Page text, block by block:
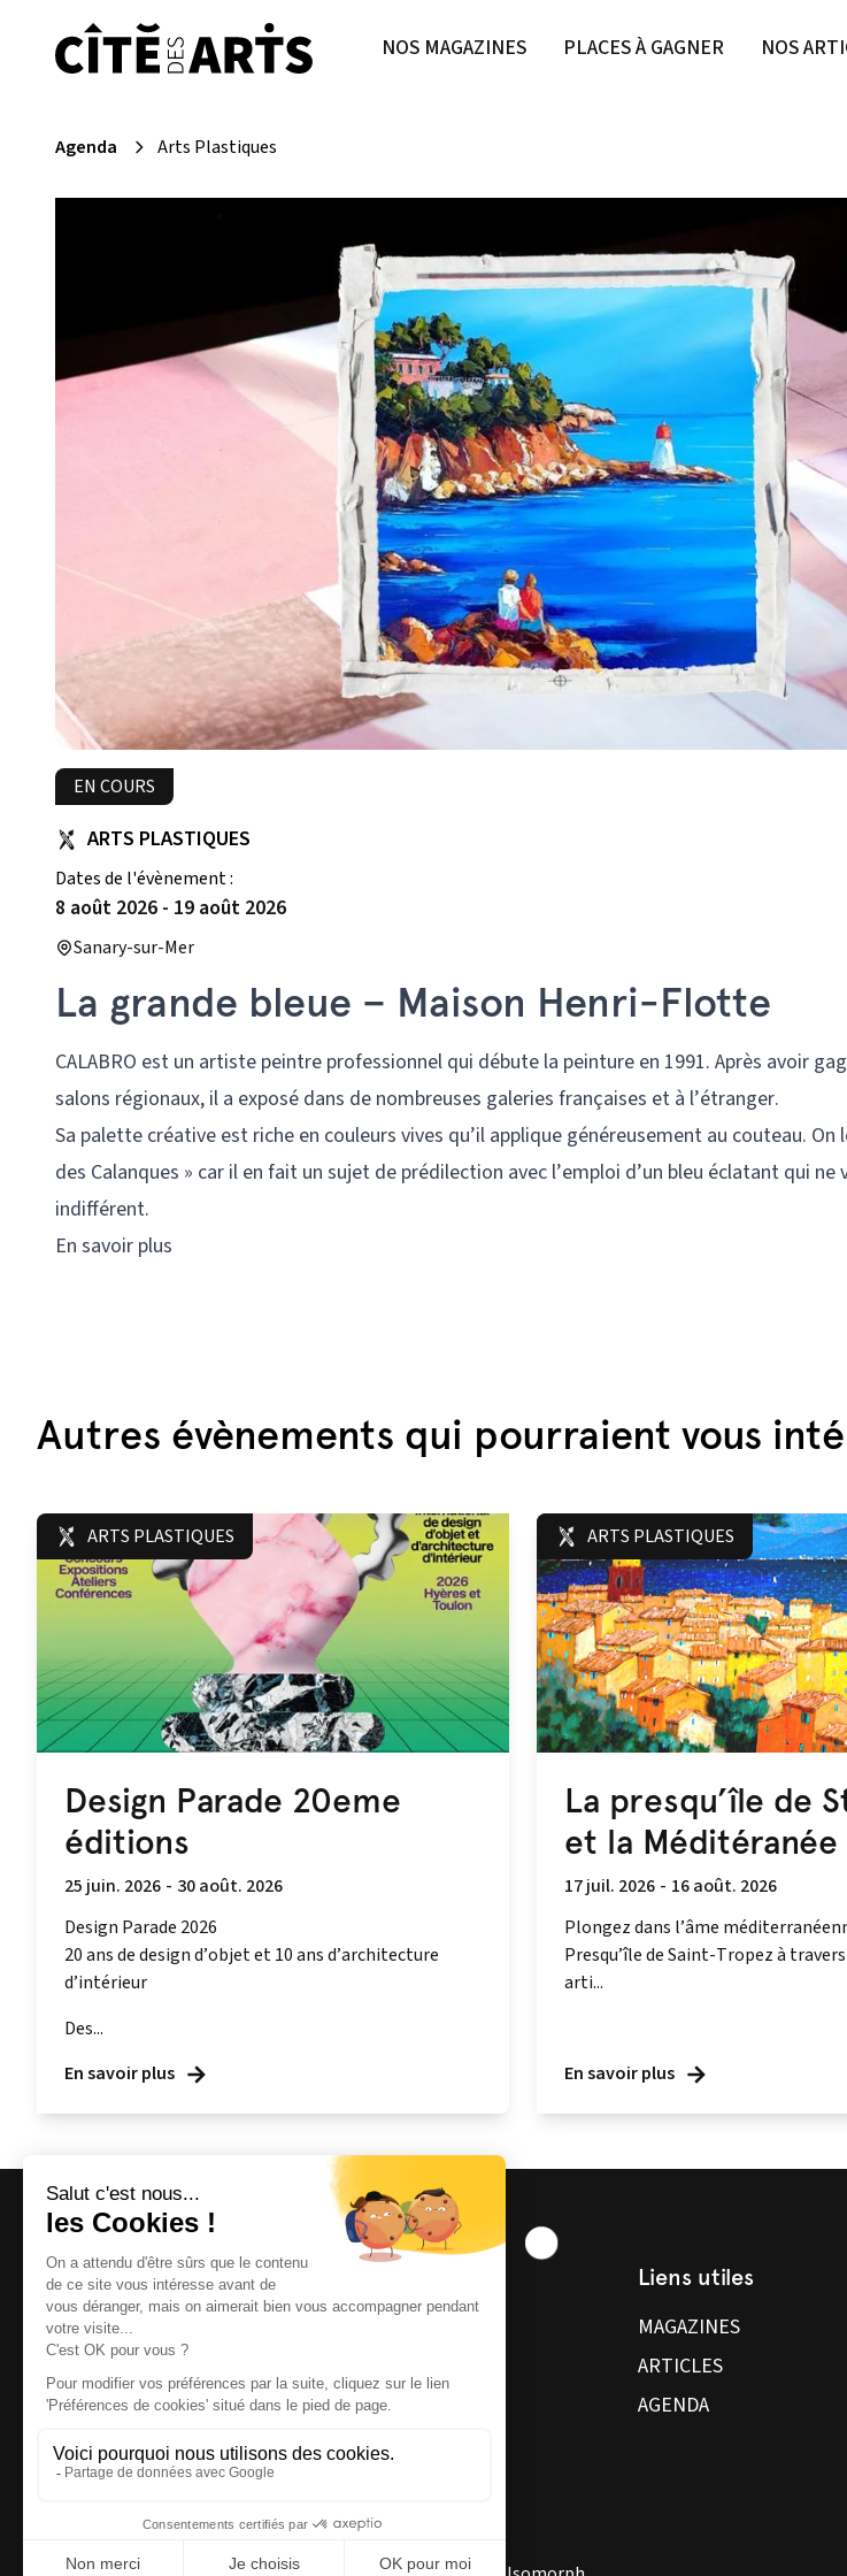
NOS MAGAZINES PLACES À GAGNER NOS
Agenda Arts Plastiques
EN COURS
ARTS PLASTIQUES
Dates de l'évènement :
8 août 2026 - 19 août 2026
Sanary-sur-Mer
La grande bleue – Maison Henri-Flotte
CALABRO est un artiste peintre professionnel qui débute la peinture en 1991. Après avoir
salons régionaux, il a exposé dans de nombreuses galeries françaises et à l’étranger.
Sa palette créative est riche en couleurs vives qu’il applique généreusement au couteau. On
des Calanques » car il en fait un sujet de prédilection avec l’emploi d’un bleu éclatant qui ne
indifférent.
En savoir plus
Autres évènements qui pourraient vous
ARTS PLASTIQUES
Design Parade 20eme
éditions
25 juin. 2026 - 30 août. 2026
Design Parade 2026
20 ans de design d’objet et 10 ans d’architecture
d’intérieur
Des...
En savoir plus
ARTS PLASTIQUES
La presqu’île de
et la Méditéranée
17 juil. 2026 - 16 août. 2026
Plongez dans l’âme
Presqu’île de Saint-Tropez à
arti...
En savoir plus
Magazine et site internet culturels varois.
Liens utiles
MAGAZINES
ARTICLES
AGENDA